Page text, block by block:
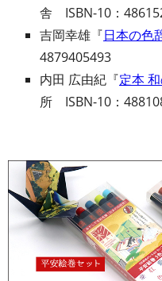
舎 ISBN-10：
吉岡幸雄『日本の色
4879405493
内田 広由紀『定本
所 ISBN-10：